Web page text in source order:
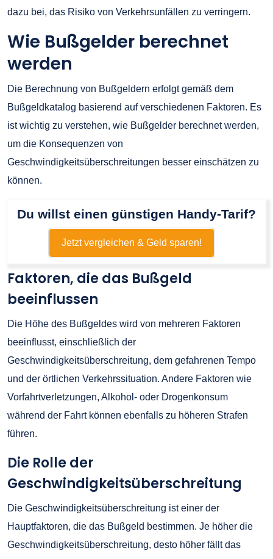
dazu bei, das Risiko von Verkehrsunfällen zu verringern.
Wie Bußgelder berechnet
werden
Die Berechnung von Bußgeldern erfolgt gemäß dem
Bußgeldkatalog basierend auf verschiedenen Faktoren. Es
ist wichtig zu verstehen, wie Bußgelder berechnet werden,
um die Konsequenzen von
Geschwindigkeitsüberschreitungen besser einschätzen zu
können.
Du willst einen günstigen Handy-Tarif?
Jetzt vergleichen & Geld sparen!
Faktoren, die das Bußgeld
beeinflussen
Die Höhe des Bußgeldes wird von mehreren Faktoren
beeinflusst, einschließlich der
Geschwindigkeitsüberschreitung, dem gefahrenen Tempo
und der örtlichen Verkehrssituation. Andere Faktoren wie
Vorfahrtverletzungen, Alkohol- oder Drogenkonsum
während der Fahrt können ebenfalls zu höheren Strafen
führen.
Die Rolle der
Geschwindigkeitsüberschreitung
Die Geschwindigkeitsüberschreitung ist einer der
Hauptfaktoren, die das Bußgeld bestimmen. Je höher die
Geschwindigkeitsüberschreitung, desto höher fällt das